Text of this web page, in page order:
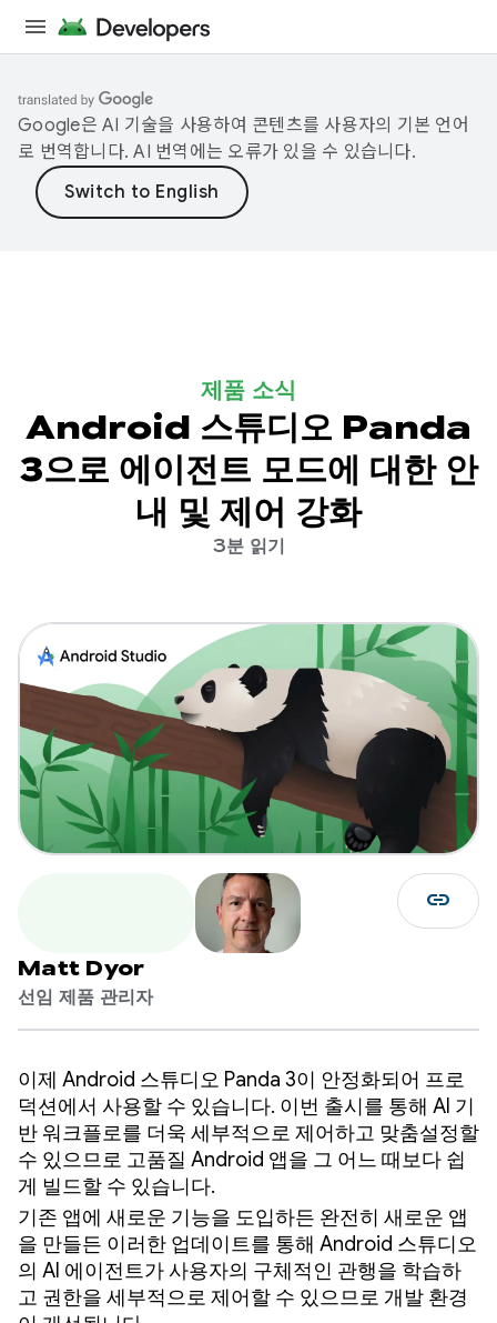
Google은 AI 기술을 사용하여 콘텐츠를 사용자의 기본 언어
로 번역합니다. AI 번역에는 오류가 있을 수 있습니다.
제품 소식
Android 스튜디오 Panda
3으로 에이전트 모드에 대한 안
내 및 제어 강화
3분 읽기
Matt Dyor
선임 제품 관리자
link
이제 Android 스튜디오 Panda 3이 안정화되어 프로
덕션에서 사용할 수 있습니다. 이번 출시를 통해 AI 기
반 워크플로를 더욱 세부적으로 제어하고 맞춤설정할
수 있으므로 고품질 Android 앱을 그 어느 때보다 쉽
게 빌드할 수 있습니다.
기존 앱에 새로운 기능을 도입하든 완전히 새로운 앱
을 만들든 이러한 업데이트를 통해 Android 스튜디오
의 AI 에이전트가 사용자의 구체적인 관행을 학습하
고 권한을 세부적으로 제어할 수 있으므로 개발 환경